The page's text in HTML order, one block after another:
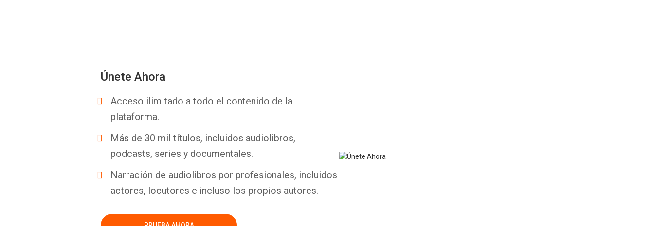
Únete Ahora
Acceso ilimitado a todo el contenido de la
plataforma.
Más de 30 mil títulos, incluidos audiolibros,
podcasts, series y documentales.
Narración de audiolibros por profesionales, incluidos
actores, locutores e incluso los propios autores.